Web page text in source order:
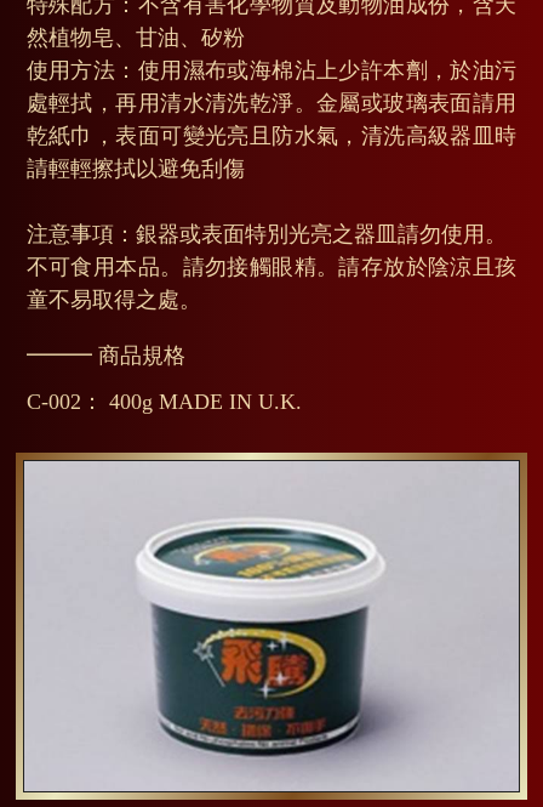
然植物皂、甘油、矽粉
使用方法：使用濕布或海棉沾上少許本劑，於油污
處輕拭，再用清水清洗乾淨。金屬或玻璃表面請用
乾紙巾，表面可變光亮且防水氣，清洗高級器皿時
請輕輕擦拭以避免刮傷
注意事項：銀器或表面特別光亮之器皿請勿使用。
不可食用本品。請勿接觸眼精。請存放於陰涼且孩
童不易取得之處。
━━━ 商品規格
C-002： 400g MADE IN U.K.